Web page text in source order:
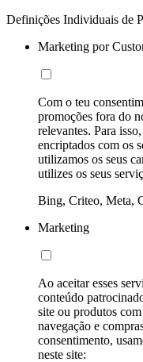
Definições Individuais de
Marketing por
Com o teu
promoções fora do
relevantes. Para
encriptados com os
utilizamos os seus
utilizes os seus
Bing, Criteo, Meta,
Marketing
Ao aceitar esses
conteúdo
site ou produtos
navegação e
consentimento,
neste site: